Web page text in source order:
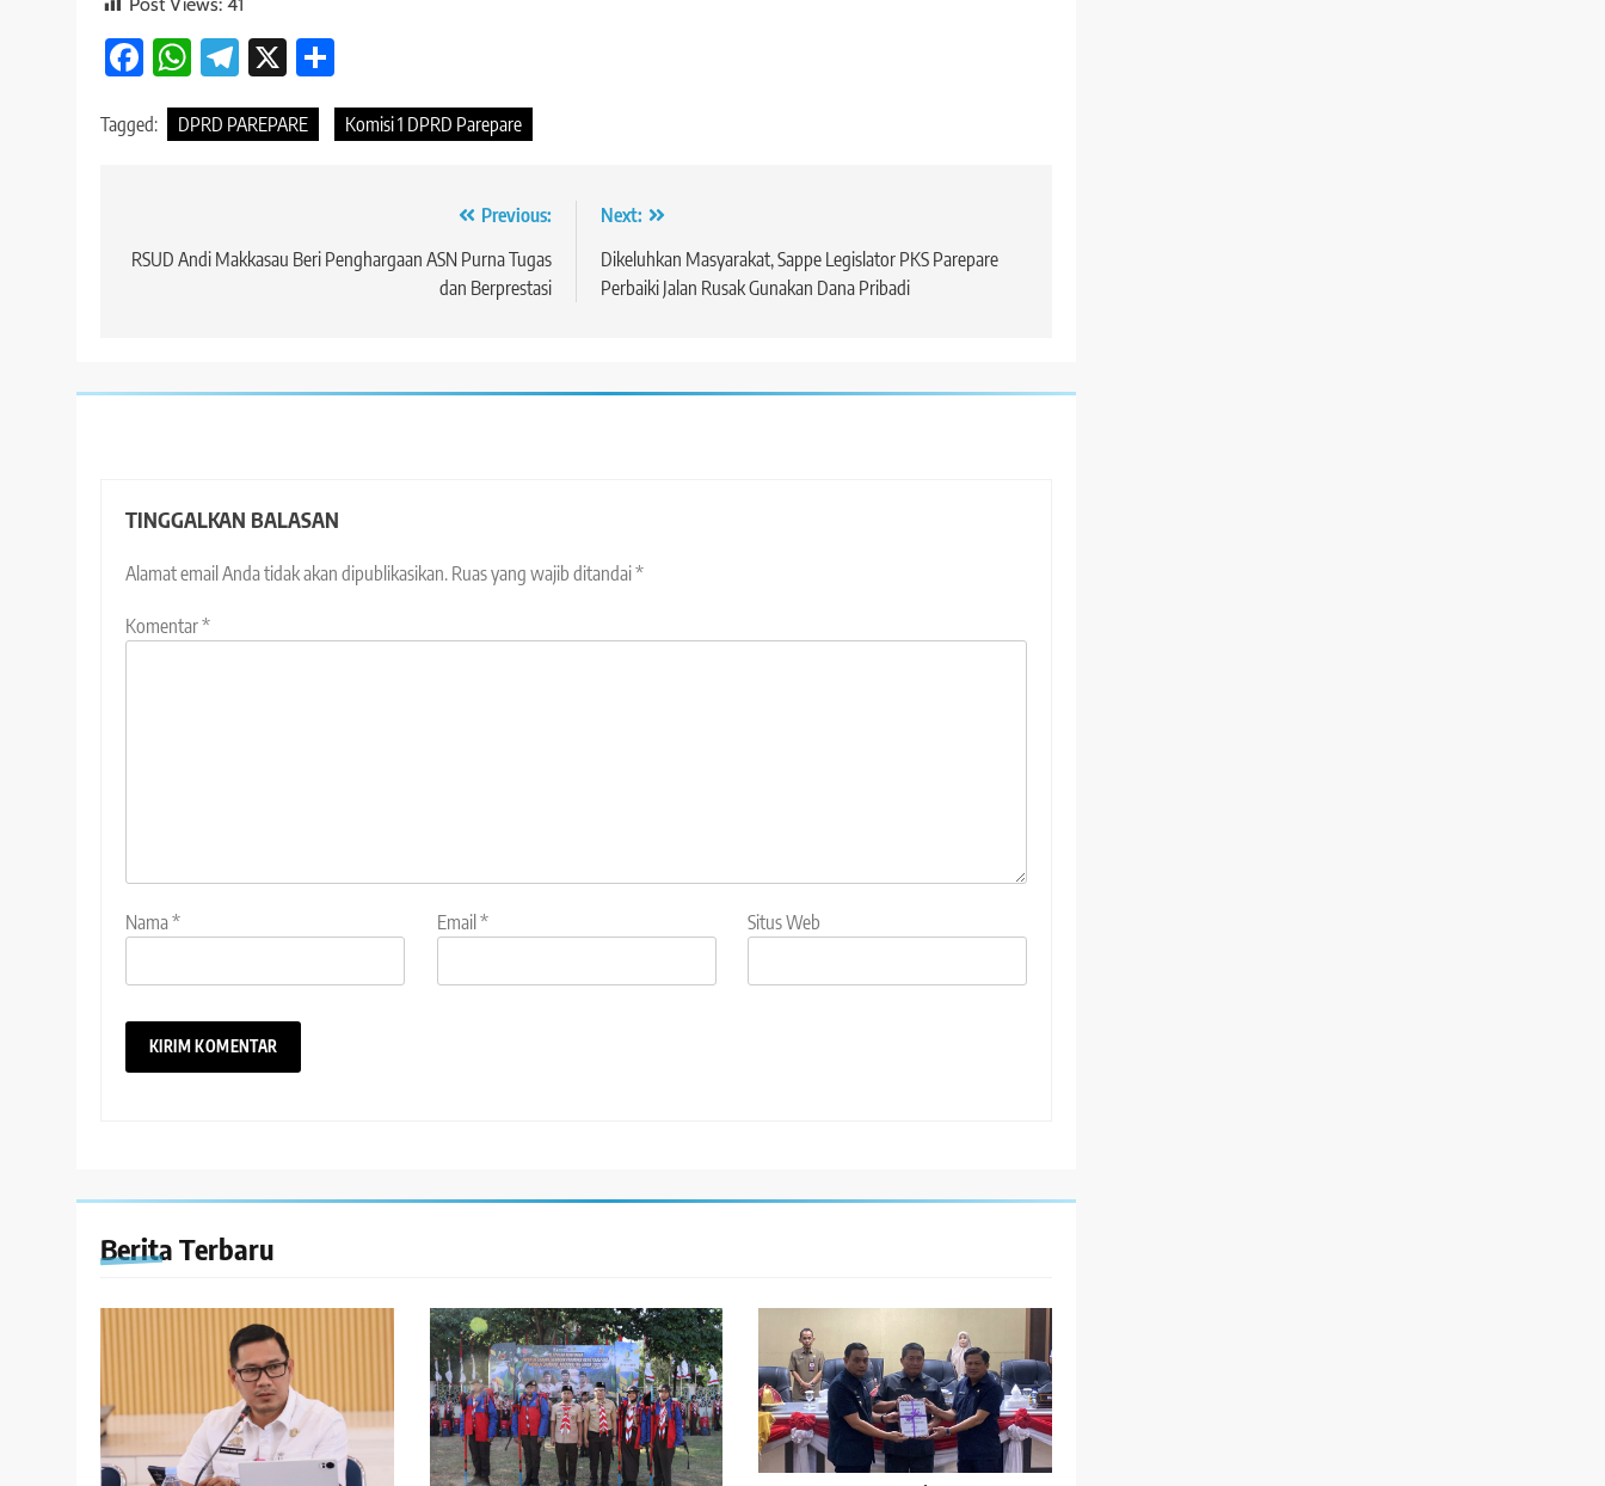
Facebook
WhatsApp
Telegram
X
Tagged: DPRD PAREPARE Komisi 1 DPRD Parepare
pos
Previous:
RSUD Andi Makkasau Beri Penghargaan ASN Purna Tugas
dan Berprestasi
Next:
Dikeluhkan Masyarakat, Sappe Legislator PKS Parepare
Perbaiki Jalan Rusak Gunakan Dana Pribadi
TINGGALKAN BALASAN
Alamat email Anda tidak akan dipublikasikan. Ruas yang wajib ditandai*
Komentar*
Nama* Email* Situs Web
Berita Terbaru